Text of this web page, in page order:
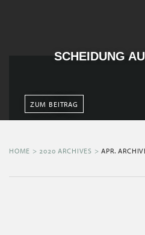
SCHEIDUNG
ZUM BEITRAG
HOME > 2020 ARCHIVES > APR.